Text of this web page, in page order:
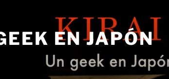
EN JAPÓN